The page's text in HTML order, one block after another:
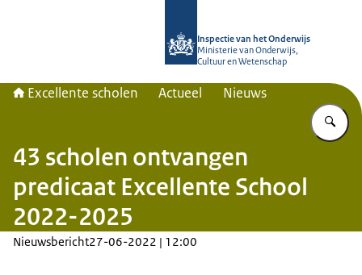
Inspectie van het Onderwijs
Ministerie van Onderwijs,
Cultuur en Wetenschap
Excellente scholen Actueel Nieuws
43 scholen ontvangen
predicaat Excellente School
2022-2025
Nieuwsbericht27-06-2022 | 12:00